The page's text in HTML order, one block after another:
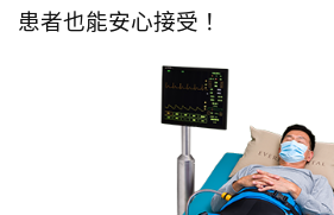
患者也能安心接受！